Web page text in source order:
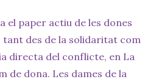
el paper actiu de les dones
des de la solidaritat com
directa del conflicte, en La
de dona. Les dames de la